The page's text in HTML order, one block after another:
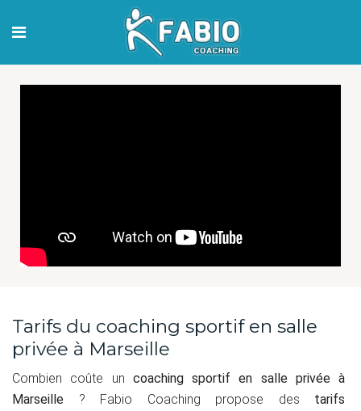
Tarifs du coaching sportif en salle
privée à Marseille
Combien coûte un coaching sportif en salle privée à
Marseille ? Fabio Coaching propose des tarifs